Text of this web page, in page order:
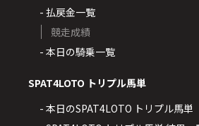
- 払戻金一覧
競走成績
- 本日の騎乗一覧
SPAT4LOTO トリプル馬単
- 本日のSPAT4LOTO トリプル馬単